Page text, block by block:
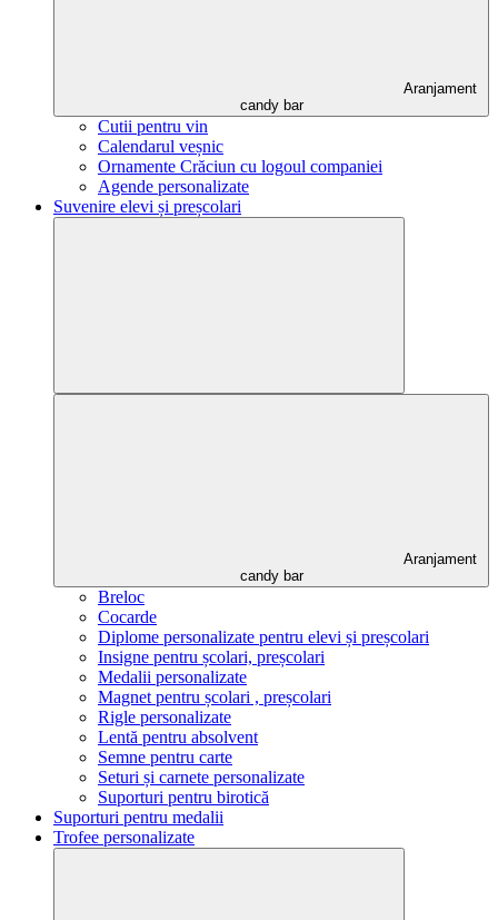
Aranjament
candy bar
Cutii pentru vin
Calendarul veșnic
Ornamente Crăciun cu logoul companiei
Agende personalizate
Suvenire elevi și preșcolari
Aranjament
candy bar
Breloc
Cocarde
Diplome personalizate pentru elevi și preșcolari
Insigne pentru școlari, preșcolari
Medalii personalizate
Magnet pentru școlari , preșcolari
Rigle personalizate
Lentă pentru absolvent
Semne pentru carte
Seturi și carnete personalizate
Suporturi pentru birotică
Suporturi pentru medalii
Trofee personalizate